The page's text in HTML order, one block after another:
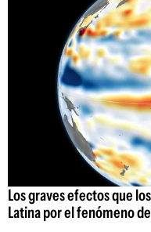
Los graves efectos que
Latina por el fenómeno